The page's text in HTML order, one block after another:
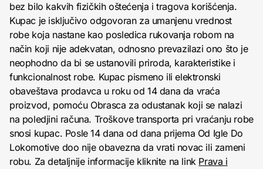
bez bilo kakvih fizičkih oštećenja i tragova korišćenja.
Kupac je isključivo odgovoran za umanjenu vrednost
robe koja nastane kao posledica rukovanja robom na
način koji nije adekvatan, odnosno prevazilazi ono što je
neophodno da bi se ustanovili priroda, karakteristike i
funkcionalnost robe. Kupac pismeno ili elektronski
obaveštava prodavca u roku od 14 dana da vraća
proizvod, pomoću Obrasca za odustanak koji se nalazi
na poledjini računa. Troškove transporta pri vraćanju robe
snosi kupac. Posle 14 dana od dana prijema Od Igle Do
Lokomotive doo nije obavezna da vrati novac ili zameni
robu. Za detaljnije informacije kliknite na link Prava i